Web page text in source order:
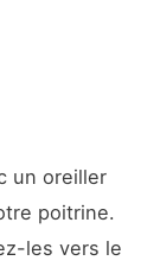
un oreiller
poitrine.
les vers le